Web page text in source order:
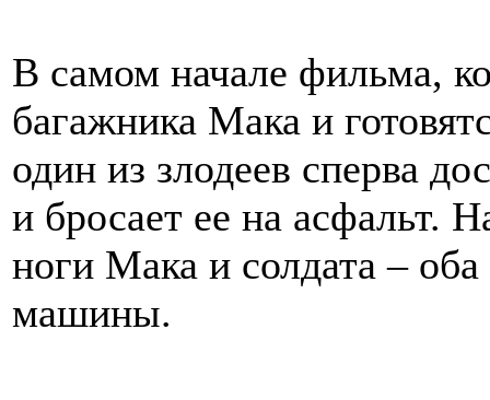
В самом начале фильма,
багажника Мака и
один из злодеев сперва
и бросает ее на асфальт.
ноги Мака и солдата – оба
машины.